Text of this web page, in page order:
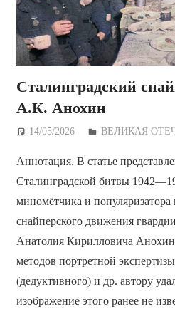
Сталинградский
А.К. Анохин
14/05/2026 Дежурный по
ВЕЛИКАЯ
Аннотация. В статье
Сталинградской битвы
миномётчика и
снайперского движения
Анатолия Кирилловича
методов портретной
(дедуктивного) и др. автору
изображение этого ранее не